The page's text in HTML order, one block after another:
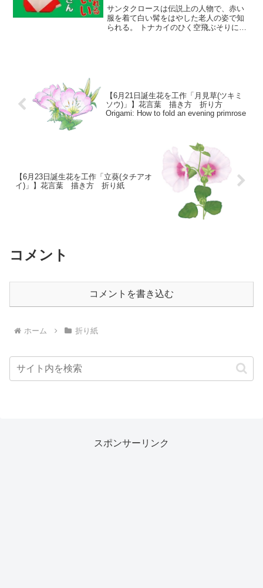
claus
サンタクロースは伝説上の人物で、赤い
服を着て白い髯をはやした老人の姿で知
られる。 トナカイのひく空飛ぶそりに乗
【6月21日誕生花を工作「月見草(ツキミ
ソウ)」】花言葉 描き方 折り方
Origami: How to fold an evening primrose
【6月23日誕生花を工作「立葵(タチアオ
イ)」】花言葉 描き方 折り紙
コメント
コメントを書き込む
ホーム 折り紙
スポンサーリンク